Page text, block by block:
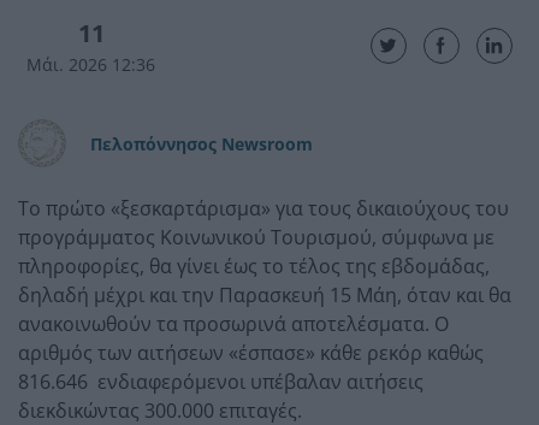
11
Μάι. 2026 12:36
Πελοπόννησος Newsroom
Το πρώτο «ξεσκαρτάρισμα» για τους δικαιούχους του
προγράμματος Κοινωνικού Τουρισμού, σύμφωνα με
πληροφορίες, θα γίνει έως το τέλος της εβδομάδας,
δηλαδή μέχρι και την Παρασκευή 15 Μάη, όταν και θα
ανακοινωθούν τα προσωρινά αποτελέσματα. Ο
αριθμός των αιτήσεων «έσπασε» κάθε ρεκόρ καθώς
816.646 ενδιαφερόμενοι υπέβαλαν αιτήσεις
διεκδικώντας 300.000 επιταγές.